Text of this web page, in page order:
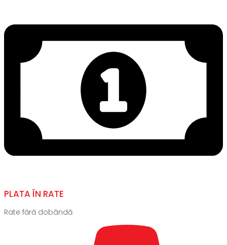
PLATA ÎN RATE
Rate fără dobândă